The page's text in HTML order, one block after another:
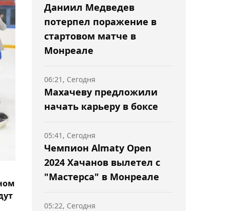
Даниил Медведев
потерпел поражение в
стартовом матче в
Монреале
Махачеву предложили
начать карьеру в боксе
06:21, Сегодня
Чемпион Almaty Open
2024 Хачанов вылетел с
"Мастерса" в Монреале
05:41, Сегодня
05:22, Сегодня